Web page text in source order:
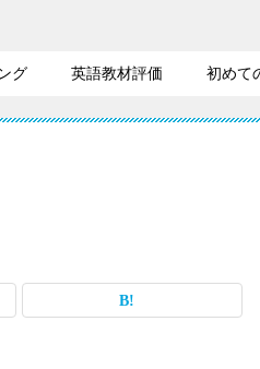
グ 英語教材評価 初めて